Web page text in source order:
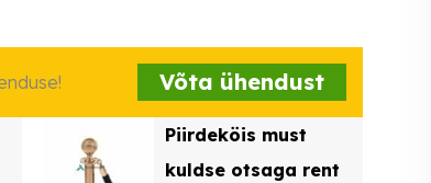
Võta ühendust
Piirdeköis must
kuldse otsaga rent